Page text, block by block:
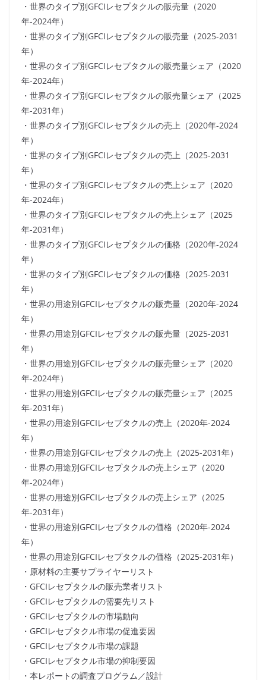
・世界のタイプ別GFCIレセプタクルの販売量（2020
年-2024年）
・世界のタイプ別GFCIレセプタクルの販売量（2025-2031
年）
・世界のタイプ別GFCIレセプタクルの販売量シェア（2020
年-2024年）
・世界のタイプ別GFCIレセプタクルの販売量シェア（2025
年-2031年）
・世界のタイプ別GFCIレセプタクルの売上（2020年-2024
年）
・世界のタイプ別GFCIレセプタクルの売上（2025-2031
年）
・世界のタイプ別GFCIレセプタクルの売上シェア（2020
年-2024年）
・世界のタイプ別GFCIレセプタクルの売上シェア（2025
年-2031年）
・世界のタイプ別GFCIレセプタクルの価格（2020年-2024
年）
・世界のタイプ別GFCIレセプタクルの価格（2025-2031
年）
・世界の用途別GFCIレセプタクルの販売量（2020年-2024
年）
・世界の用途別GFCIレセプタクルの販売量（2025-2031
年）
・世界の用途別GFCIレセプタクルの販売量シェア（2020
年-2024年）
・世界の用途別GFCIレセプタクルの販売量シェア（2025
年-2031年）
・世界の用途別GFCIレセプタクルの売上（2020年-2024
年）
・世界の用途別GFCIレセプタクルの売上（2025-2031年）
・世界の用途別GFCIレセプタクルの売上シェア（2020
年-2024年）
・世界の用途別GFCIレセプタクルの売上シェア（2025
年-2031年）
・世界の用途別GFCIレセプタクルの価格（2020年-2024
年）
・世界の用途別GFCIレセプタクルの価格（2025-2031年）
・原材料の主要サプライヤーリスト
・GFCIレセプタクルの販売業者リスト
・GFCIレセプタクルの需要先リスト
・GFCIレセプタクルの市場動向
・GFCIレセプタクル市場の促進要因
・GFCIレセプタクル市場の課題
・GFCIレセプタクル市場の抑制要因
・本レポートの調査プログラム／設計